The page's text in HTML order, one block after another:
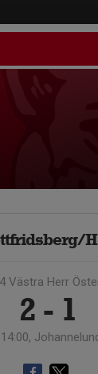
Västra Herr
2 - 1